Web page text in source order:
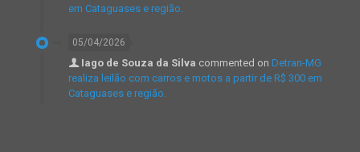
em Cataguases e região.
05/04/2026
Iago de Souza da Silva commented on Detran-MG
realiza leilão com carros e motos a partir de R$ 300 em
Cataguases e região.